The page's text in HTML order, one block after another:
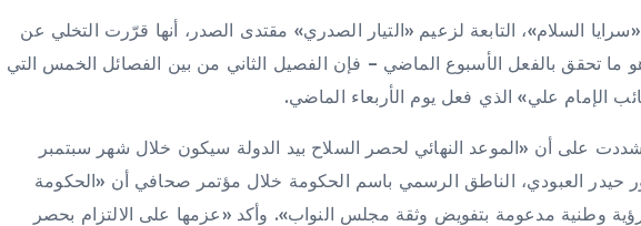
السلام»، التابعة لزعيم «التيار الصدري» مقتدى الصدر، أنها قرّرت التخلي عن
ما تحقق بالفعل الأسبوع الماضي – فإن الفصيل الثاني من بين الفصائل الخمس التي
الإمام علي» الذي فعل يوم الأربعاء الماضي.
شددت على أن «الموعد النهائي لحصر السلاح بيد الدولة سيكون خلال شهر سبتمبر
حيدر العبودي، الناطق الرسمي باسم الحكومة خلال مؤتمر صحافي أن «الحكومة
وطنية مدعومة بتفويض وثقة مجلس النواب». وأكد «عزمها على الالتزام بحصر